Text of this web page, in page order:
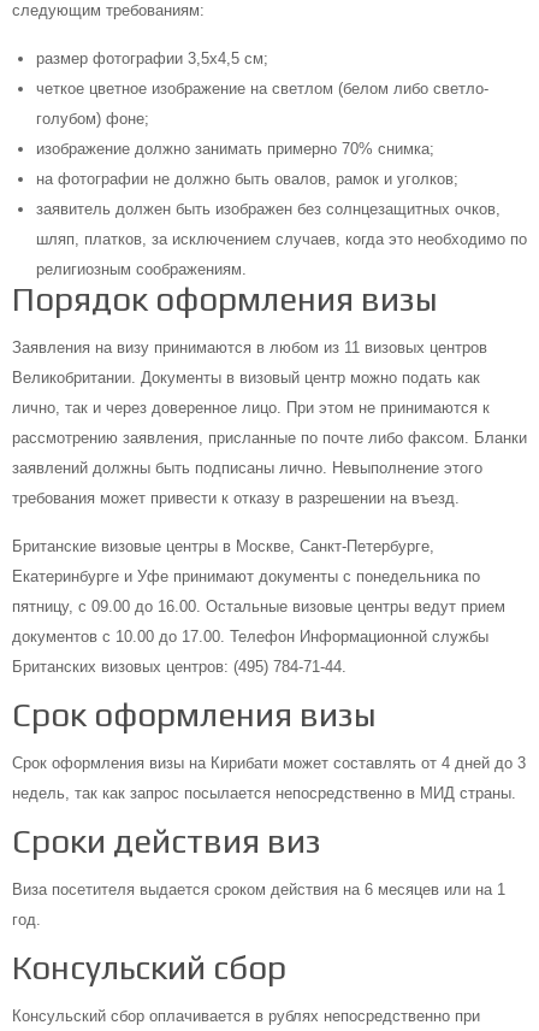
следующим требованиям:
размер фотографии 3,5х4,5 см;
четкое цветное изображение на светлом (белом либо светло-
голубом) фоне;
изображение должно занимать примерно 70% снимка;
на фотографии не должно быть овалов, рамок и уголков;
заявитель должен быть изображен без солнцезащитных очков,
шляп, платков, за исключением случаев, когда это необходимо по
религиозным соображениям.
Порядок оформления визы
Заявления на визу принимаются в любом из 11 визовых центров
Великобритании. Документы в визовый центр можно подать как
лично, так и через доверенное лицо. При этом не принимаются к
рассмотрению заявления, присланные по почте либо факсом. Бланки
заявлений должны быть подписаны лично. Невыполнение этого
требования может привести к отказу в разрешении на въезд.
Британские визовые центры в Москве, Санкт-Петербурге,
Екатеринбурге и Уфе принимают документы с понедельника по
пятницу, с 09.00 до 16.00. Остальные визовые центры ведут прием
документов с 10.00 до 17.00. Телефон Информационной службы
Британских визовых центров: (495) 784-71-44.
Срок оформления визы
Срок оформления визы на Кирибати может составлять от 4 дней до 3
недель, так как запрос посылается непосредственно в МИД страны.
Сроки действия виз
Виза посетителя выдается сроком действия на 6 месяцев или на 1
год.
Консульский сбор
Консульский сбор оплачивается в рублях непосредственно при